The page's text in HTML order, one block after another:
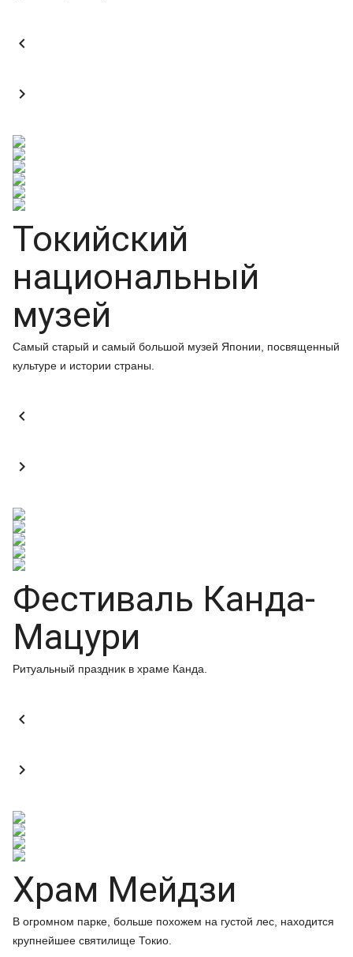


Токийский
национальный
музей
Самый старый и самый большой музей Японии, посвященный
культуре и истории страны.


Фестиваль Канда-
Мацури
Ритуальный праздник в храме Канда.


Храм Мейдзи
В огромном парке, больше похожем на густой лес, находится
крупнейшее святилище Токио.